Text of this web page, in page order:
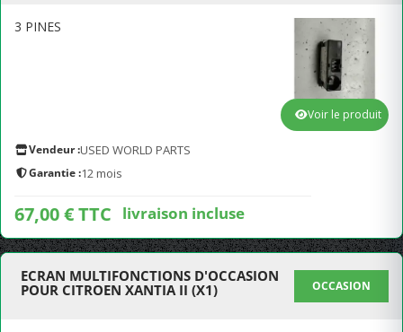
3 PINES
Vendeur :USED WORLD PARTS
Garantie :12 mois
67,00 € TTC livraison incluse
Voir le produit
ECRAN MULTIFONCTIONS D'OCCASION
POUR CITROEN XANTIA II (X1)
OCCASION